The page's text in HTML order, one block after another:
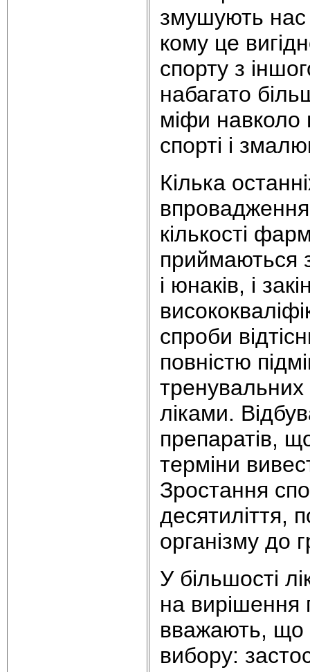
змушують нас
кому це
спорту з
набагато
міфи навколо
спорті і
Кілька
кількості
приймаються
і юнаків, і
спроби
повністю
ліками.
препаратів,
терміни
Зростання
десятиліття,
організму до
У більшості
на вирішення
вважають, що
вибору: